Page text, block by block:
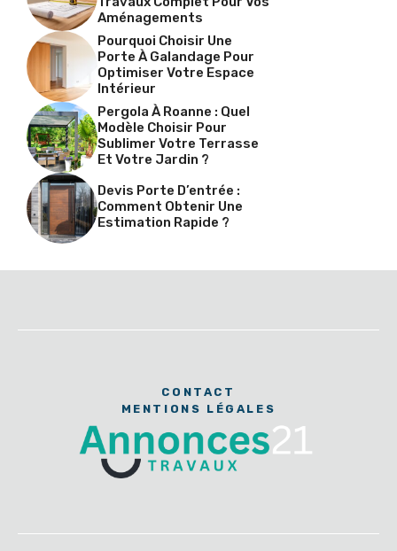
Aménagements
Pourquoi Choisir Une
Porte À Galandage Pour
Optimiser Votre Espace
Intérieur
Pergola À Roanne : Quel
Modèle Choisir Pour
Sublimer Votre Terrasse
Et Votre Jardin ?
Devis Porte D’entrée :
Comment Obtenir Une
Estimation Rapide ?
CONTACT
MENTIONS LÉGALES